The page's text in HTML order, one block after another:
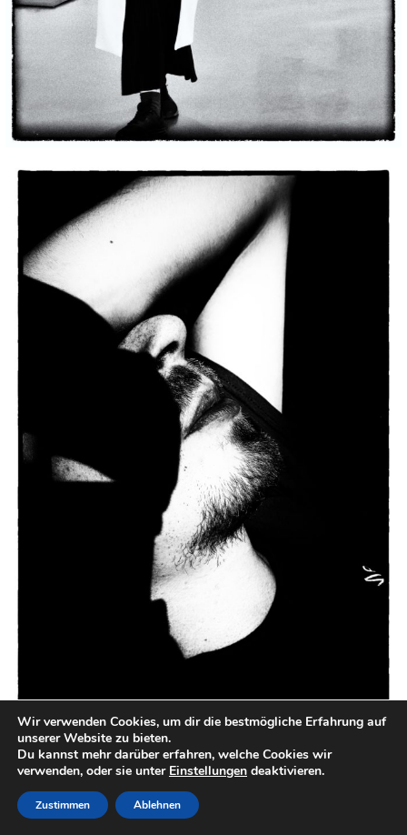
Wir verwenden Cookies, um dir die bestmögliche Erfahrung auf
unserer Website zu bieten.
Du kannst mehr darüber erfahren, welche Cookies wir
verwenden, oder sie unter Einstellungen deaktivieren.
Zustimmen Ablehnen